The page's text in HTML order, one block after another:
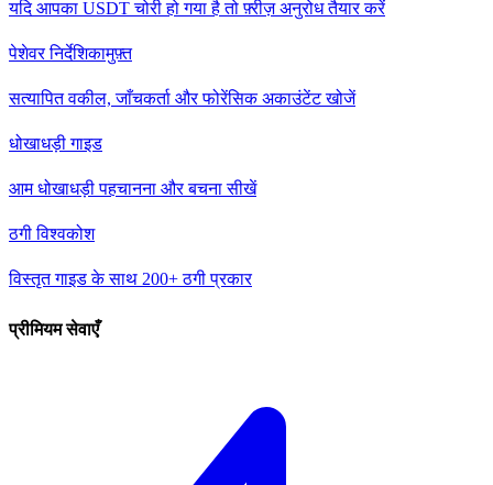
यदि आपका USDT चोरी हो गया है तो फ़्रीज़ अनुरोध तैयार करें
पेशेवर निर्देशिकामुफ़्त
सत्यापित वकील, जाँचकर्ता और फोरेंसिक अकाउंटेंट खोजें
धोखाधड़ी गाइड
आम धोखाधड़ी पहचानना और बचना सीखें
ठगी विश्वकोश
विस्तृत गाइड के साथ 200+ ठगी प्रकार
प्रीमियम सेवाएँ